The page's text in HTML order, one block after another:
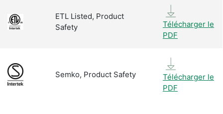
ETL Listed, Product
Safety
Télécharger le
PDF
Semko, Product Safety
Télécharger le
PDF